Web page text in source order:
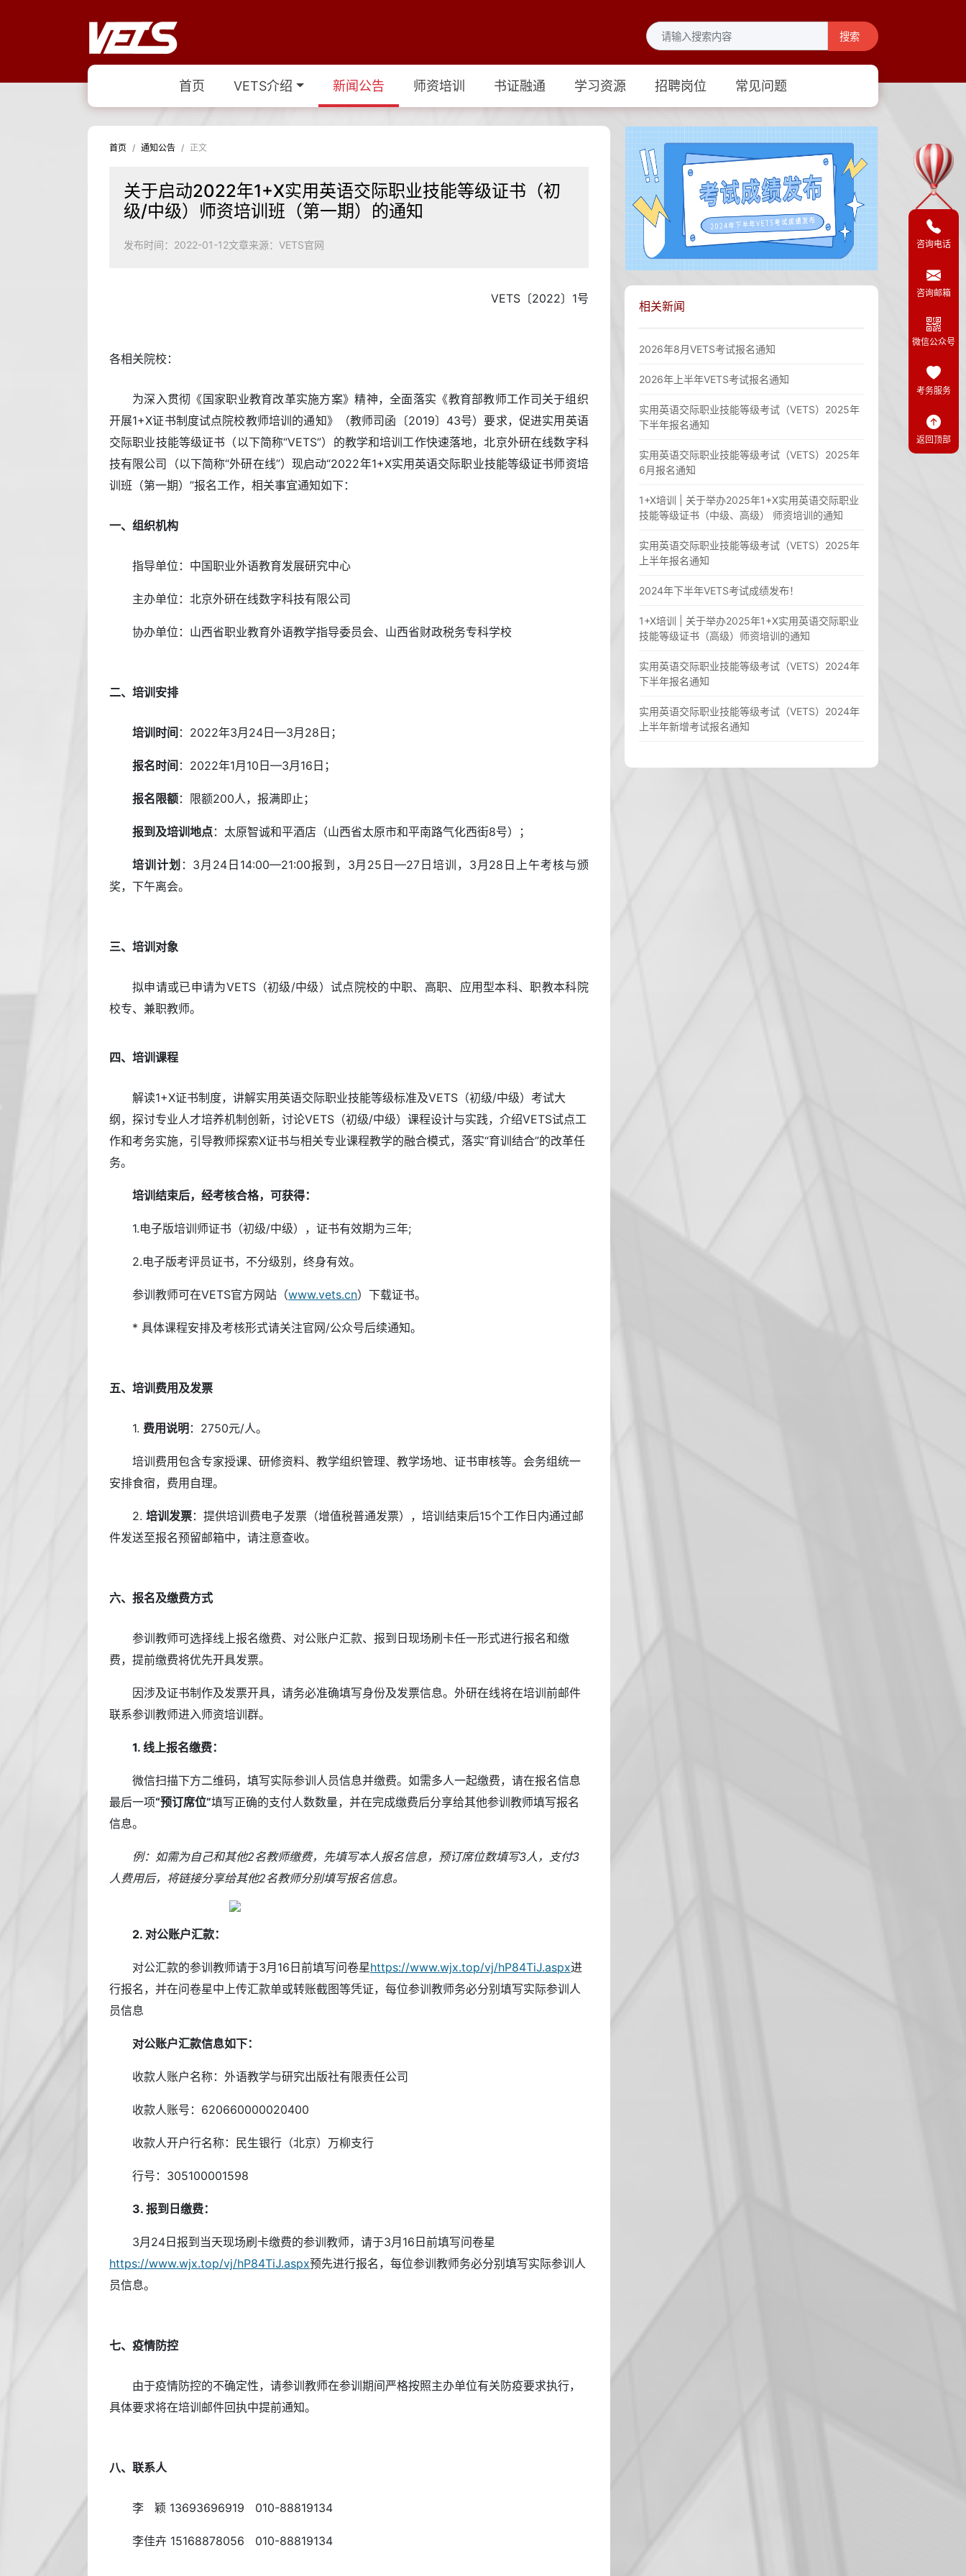
首页 VETS介绍 新闻公告 师资培训 书证融通 学习资源 招聘岗位 常见问题
搜索
首页 通知公告 正文
关于启动2022年1+X实用英语交际职业技能等级证书（初
级/中级）师资培训班（第一期）的通知
发布时间：2022-01-12文章来源：VETS官网
VETS〔2022〕1号
各相关院校：
为深入贯彻《国家职业教育改革实施方案》精神，全面落实《教育部教师工作司关于组织
开展1+X证书制度试点院校教师培训的通知》（教师司函〔2019〕43号）要求，促进实用英语
交际职业技能等级证书（以下简称“VETS”）的教学和培训工作快速落地，北京外研在线数字科
技有限公司（以下简称“外研在线”）现启动“2022年1+X实用英语交际职业技能等级证书师资培
训班（第一期）”报名工作，相关事宜通知如下：
一、组织机构
指导单位：中国职业外语教育发展研究中心
主办单位：北京外研在线数字科技有限公司
协办单位：山西省职业教育外语教学指导委员会、山西省财政税务专科学校
二、培训安排
培训时间 ：2022年3月24日—3月28日；
报名时间 ：2022年1月10日—3月16日；
报名限额：限额200人，报满即止；
报到及培训地点：太原智诚和平酒店（山西省太原市和平南路气化西街8号）；
培训计划 ：3月24日14:00—21:00报到，3月25日—27日培训，3月28日上午考核与颁
奖，下午离会。
三、培训对象
拟申请或已申请为VETS（初级/中级）试点院校的中职、高职、应用型本科、职教本科院
校专、兼职教师。
四、培训课程
解读1+X证书制度，讲解实用英语交际职业技能等级标准及VETS（初级/中级）考试大
纲，探讨专业人才培养机制创新，讨论VETS（初级/中级）课程设计与实践，介绍VETS试点工
作和考务实施，引导教师探索X证书与相关专业课程教学的融合模式，落实“育训结合”的改革任
务。
培训结束后，经考核合格，可获得：
1.电子版培训师证书（初级/中级），证书有效期为三年;
2.电子版考评员证书，不分级别，终身有效。
参训教师可在VETS官方网站（www.vets.cn）下载证书。
* 具体课程安排及考核形式请关注官网/公众号后续通知。
五、培训费用及发票
1. 费用说明 ：2750元/人。
培训费用包含专家授课、研修资料、教学组织管理、教学场地、证书审核等。会务组统一
安排食宿，费用自理。
2. 培训发票：提供培训费电子发票（增值税普通发票），培训结束后15个工作日内通过邮
件发送至报名预留邮箱中，请注意查收。
六、报名及缴费方式
参训教师可选择线上报名缴费、对公账户汇款、报到日现场刷卡任一形式进行报名和缴
费，提前缴费将优先开具发票。
因涉及证书制作及发票开具，请务必准确填写身份及发票信息。外研在线将在培训前邮件
联系参训教师进入师资培训群。
1. 线上报名缴费：
微信扫描下方二维码，填写实际参训人员信息并缴费。如需多人一起缴费，请在报名信息
最后一项“预订席位”填写正确的支付人数数量，并在完成缴费后分享给其他参训教师填写报名
信息。
例：如需为自己和其他2名教师缴费，先填写本人报名信息，预订席位数填写3人，支付3
人费用后，将链接分享给其他2名教师分别填写报名信息。
2. 对公账户汇款：
对公汇款的参训教师请于3月16日前填写问卷星https://www.wjx.top/vj/hP84TiJ.aspx进
行报名，并在问卷星中上传汇款单或转账截图等凭证，每位参训教师务必分别填写实际参训人
员信息
对公账户汇款信息如下：
收款人账户名称：外语教学与研究出版社有限责任公司
收款人账号：620660000020400
收款人开户行名称：民生银行（北京）万柳支行
行号：305100001598
3. 报到日缴费：
3月24日报到当天现场刷卡缴费的参训教师，请于3月16日前填写问卷星
https://www.wjx.top/vj/hP84TiJ.aspx预先进行报名，每位参训教师务必分别填写实际参训人
员信息。
七、疫情防控
由于疫情防控的不确定性，请参训教师在参训期间严格按照主办单位有关防疫要求执行，
具体要求将在培训邮件回执中提前通知。
八、联系人
李 颖 13693696919 010-88819134
李佳卉 15168878056 010-88819134
相关新闻
2026年8月VETS考试报名通知
2026年上半年VETS考试报名通知
实用英语交际职业技能等级考试（VETS）2025年
下半年报名通知
实用英语交际职业技能等级考试（VETS）2025年
6月报名通知
1+X培训 | 关于举办2025年1+X实用英语交际职业
技能等级证书（中级、高级） 师资培训的通知
实用英语交际职业技能等级考试（VETS）2025年
上半年报名通知
2024年下半年VETS考试成绩发布！
1+X培训 | 关于举办2025年1+X实用英语交际职业
技能等级证书（高级）师资培训的通知
实用英语交际职业技能等级考试（VETS）2024年
下半年报名通知
实用英语交际职业技能等级考试（VETS）2024年
上半年新增考试报名通知
咨询电话
咨询邮箱
微信公众号
考务服务
返回顶部